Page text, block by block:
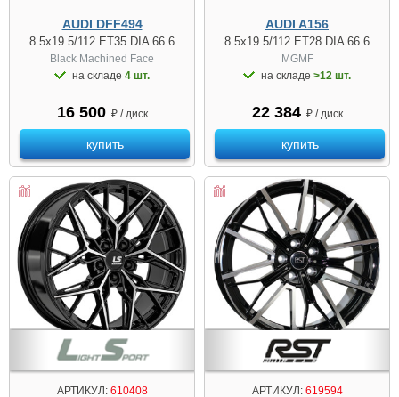
AUDI DFF494
8.5x19 5/112 ET35 DIA 66.6
Black Machined Face
на складе 4 шт.
16 500 ₽ / диск
купить
AUDI A156
8.5x19 5/112 ET28 DIA 66.6
MGMF
на складе >12 шт.
22 384 ₽ / диск
купить
АРТИКУЛ:610408 АРТИКУЛ:619594